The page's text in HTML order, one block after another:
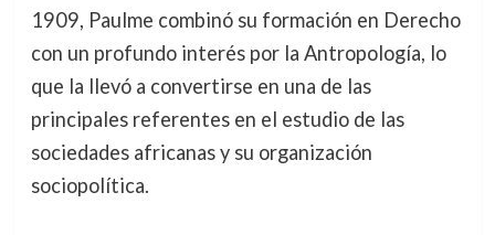
1909, Paulme combinó su formación en Derecho
con un profundo interés por la Antropología, lo
que la llevó a convertirse en una de las
principales referentes en el estudio de las
sociedades africanas y su organización
sociopolítica.